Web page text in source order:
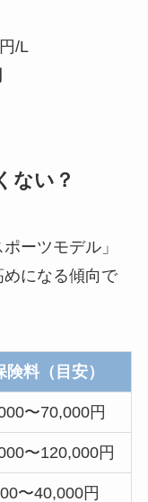
/L
ない？
ーツモデル」
になる傾向で
険料（目安）
〜70,000円
〜120,000円
〜40,000円